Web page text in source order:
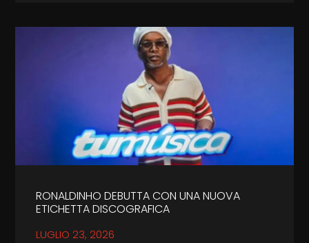
RONALDINHO DEBUTTA CON UNA NUOVA
ETICHETTA DISCOGRAFICA
LUGLIO 23, 2026